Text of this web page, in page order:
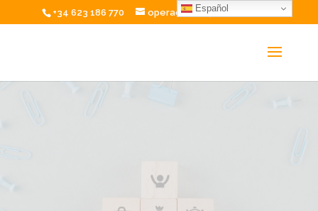
+34 623 186 770 operaciones@excelium.net
Español